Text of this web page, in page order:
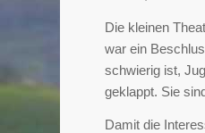
Die kleinen
war ein
schwierig ist,
geklappt. Sie
Damit die